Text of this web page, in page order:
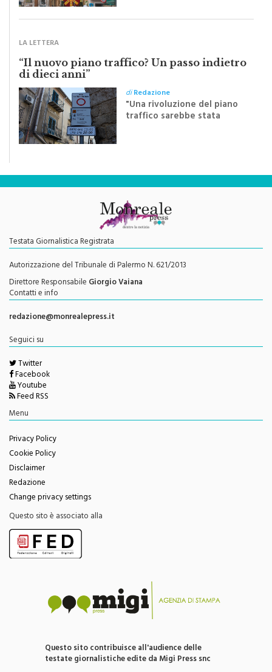
Festa del Santissimo
LA LETTERA
“Il nuovo piano traffico? Un passo indietro
di dieci anni”
diRedazione
"Una rivoluzione del piano
traffico sarebbe stata
Testata Giornalistica Registrata
Autorizzazione del Tribunale di Palermo N. 621/2013
Direttore Responsabile Giorgio Vaiana
Contatti e info
redazione@monrealepress.it
Seguici su
Twitter
Facebook
Youtube
Feed RSS
Menu
Privacy Policy
Cookie Policy
Disclaimer
Redazione
Change privacy settings
Questo sito è associato alla
Questo sito contribuisce all'audience delle
testate giornalistiche edite da Migi Press snc